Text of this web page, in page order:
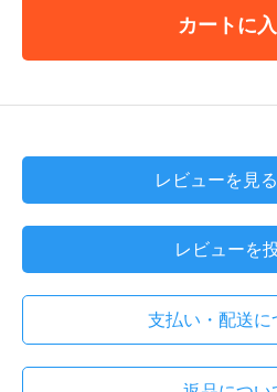
カートに
レビューを見
レビューを
支払い・配送に